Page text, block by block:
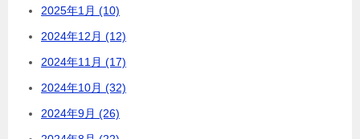
2025年1月 (10)
2024年12月 (12)
2024年11月 (17)
2024年10月 (32)
2024年9月 (26)